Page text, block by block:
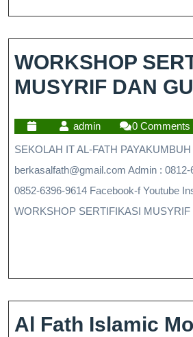
WORKSHOP
MUSYRIF DAN
admin 0 Comments
SEKOLAH IT AL-FATH PAYAKUMBUH
berkasalfath@gmail.com Admin :
0852-6396-9614 Facebook-f Youtube
WORKSHOP SERTIFIKASI
Al Fath Islamic